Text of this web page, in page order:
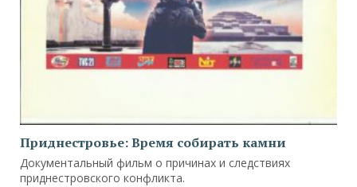
Приднестровье: Время собирать камни
Документальный фильм о причинах и следствиях
приднестровского конфликта.